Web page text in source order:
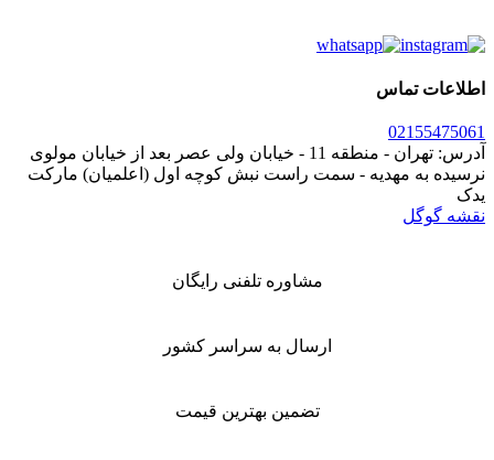
اطلاعات تماس
021 55475061
آدرس: تهران - منطقه 11 - خیابان ولی عصر بعد از خیابان مولوی
نرسیده به مهدیه - سمت راست نبش کوچه اول (اعلمیان) مارکت
یدک
نقشه گوگل
مشاوره تلفنی رایگان
ارسال به سراسر کشور
تضمین بهترین قیمت